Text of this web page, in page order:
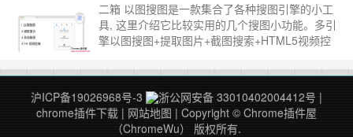
二箱 以图搜图是一款集合了各种搜图引擎的小工
具, 这里介绍它比较实用的几个搜图小功能。多引
擎以图搜图+提取图片+截图搜索+HTML5视频控
多引擎以图搜……继续阅读 »
沪ICP备19026968号-3
浙公网安备 33010402004412号 |
chrome插件下载 | 网站地图 | Copyright © Chrome插件屋
（ChromeWu） 版权所有.